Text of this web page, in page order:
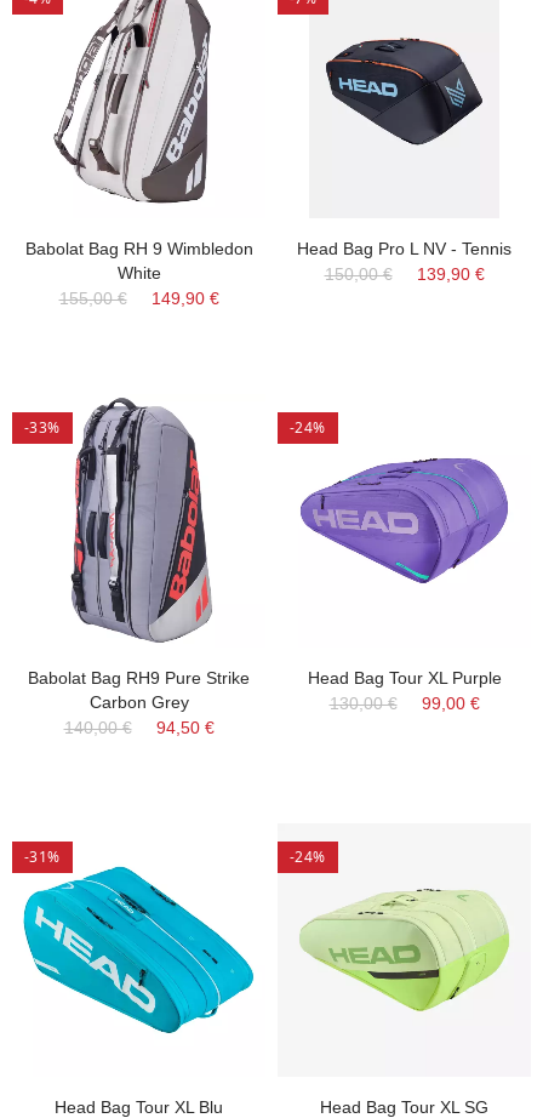
Babolat Bag RH 9 Wimbledon
White
155,00 €
149,90 €
Head Bag Pro L NV - Tennis
150,00 €
139,90 €
-33%
Babolat Bag RH9 Pure Strike
Carbon Grey
140,00 €
94,50 €
-24%
Head Bag Tour XL Purple
130,00 €
99,00 €
-31%
Head Bag Tour XL Blu
-24%
Head Bag Tour XL SG